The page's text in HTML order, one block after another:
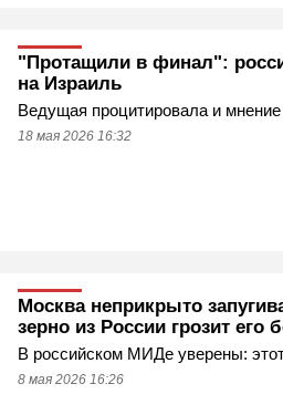
"Протащили в финал":
на Израиль
Ведущая процитировала и мнение
18 мая 2026 16:32
Москва неприкрыто
зерно из России грозит его
В российском МИДе уверены:
8 мая 2026 16:26